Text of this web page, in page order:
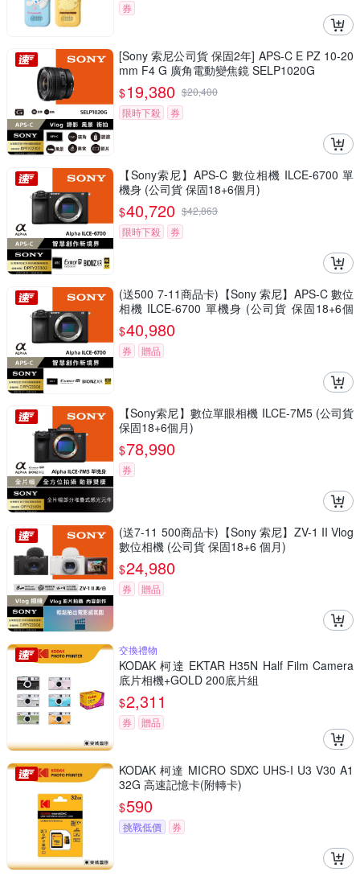
券
[Sony 索尼公司貨 保固2年] APS-C E PZ 10-20
mm F4 G 廣角電動變焦鏡 SELP1020G
$19,380 $20,400
限時下殺
券
【Sony索尼】APS-C 數位相機 ILCE-6700 單
機身 (公司貨 保固18+6個月)
$40,720 $42,863
限時下殺
券
(送500 7-11商品卡)【Sony 索尼】APS-C 數位
相機 ILCE-6700 單機身 (公司貨 保固18+6個
月)
$40,980
券 贈品
【Sony索尼】數位單眼相機 ILCE-7M5 (公司貨
保固18+6個月)
$78,990
券
(送7-11 500商品卡)【Sony 索尼】ZV-1 II Vlog
數位相機 (公司貨 保固18+6 個月)
$24,980
券 贈品
交換禮物
KODAK 柯達 EKTAR H35N Half Film Camera
底片相機+GOLD 200底片組
$2,311
券 贈品
KODAK 柯達 MICRO SDXC UHS-I U3 V30 A1
32G 高速記憶卡(附轉卡)
$590
挑戰低價 券